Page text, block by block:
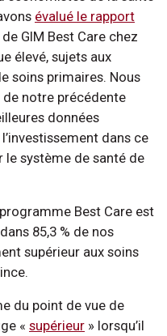
évalué le rapport
GIM Best Care chez
élevé, sujets aux
soins primaires. Nous
de notre précédente
données
dans ce
système de santé de
Best Care est
85,3 % de nos
supérieur aux soins
du point de vue de
« supérieur » lorsqu’il